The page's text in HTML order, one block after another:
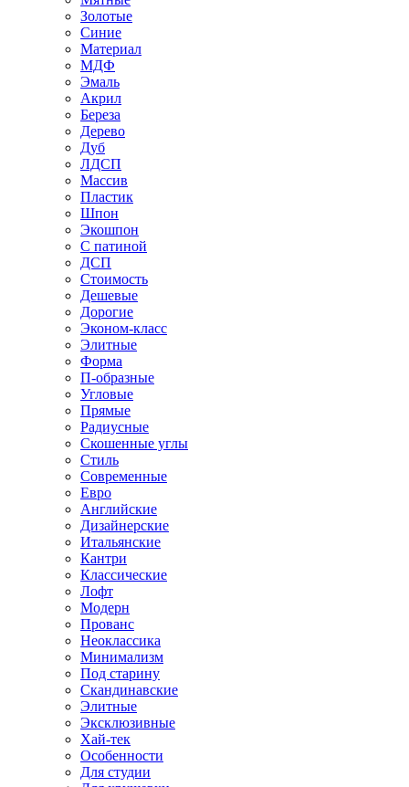
Золотые
Синие
Материал
МДФ
Эмаль
Акрил
Береза
Дерево
Дуб
ЛДСП
Массив
Пластик
Шпон
Экошпон
С патиной
ДСП
Стоимость
Дешевые
Дорогие
Эконом-класс
Элитные
Форма
П-образные
Угловые
Прямые
Радиусные
Скошенные углы
Стиль
Современные
Евро
Английские
Дизайнерские
Итальянские
Кантри
Классические
Лофт
Модерн
Прованс
Неоклассика
Минимализм
Под старину
Скандинавские
Элитные
Эксклюзивные
Хай-тек
Особенности
Для студии